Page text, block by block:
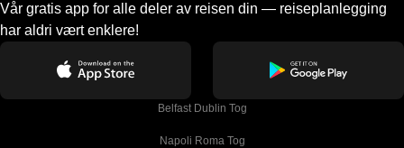
Vår gratis app for alle deler av reisen din — reiseplanlegging
har aldri vært enklere!
Belfast Dublin Tog
Napoli Roma Tog